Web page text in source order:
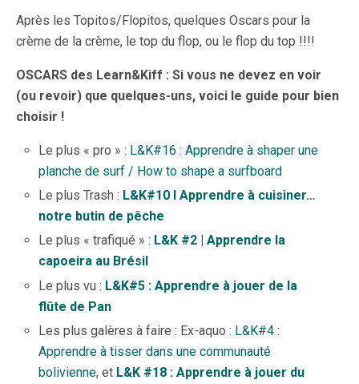
Après les Topitos/Flopitos, quelques Oscars pour la
crème de la crème, le top du flop, ou le flop du top !!!!
OSCARS des Learn&Kiff : Si vous ne devez en voir
(ou revoir) que quelques-uns, voici le guide pour bien
choisir !
Le plus « pro » : L&K#16 : Apprendre à shaper une
planche de surf / How to shape a surfboard
Le plus Trash : L&K#10 l Apprendre à cuisiner…
notre butin de pêche
Le plus « trafiqué » : L&K #2 | Apprendre la
capoeira au Brésil
Le plus vu : L&K#5 : Apprendre à jouer de la
flûte de Pan
Les plus galères à faire : Ex-aquo : L&K#4 :
Apprendre à tisser dans une communauté
bolivienne, et L&K #18 : Apprendre à jouer du